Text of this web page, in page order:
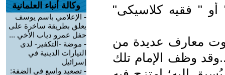
" فقيه كلاسيكى"
معارف عديدة من
وظف الإمام تلك
وكالة أنباء العلمانية
- الإعلامي باسم يوسف
يعلق بطريقة ساخرة على
حفل عمرو دياب الأخي ...
- موضة -التكفير- لدى
التيارات الدينية في
إسرائيل
- تصعيد واسع في الضفة: